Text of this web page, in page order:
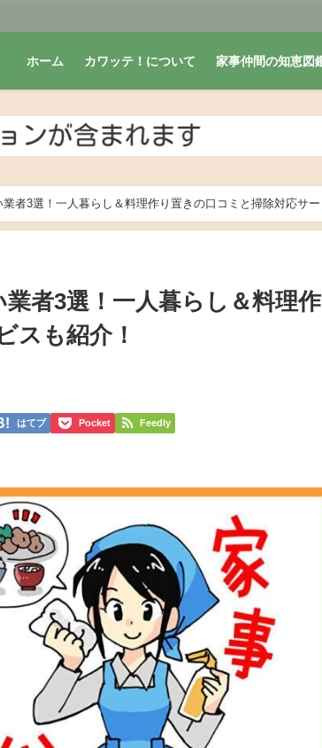
ホーム カワッテ！について 家事仲間の知恵図
者3選！一人暮らし＆料理作り置きの口コミと掃除対応サー
者3選！一人暮らし＆料理
スも紹介！
はてブ Pocket Feedly